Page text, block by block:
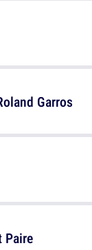
Garros
Paire